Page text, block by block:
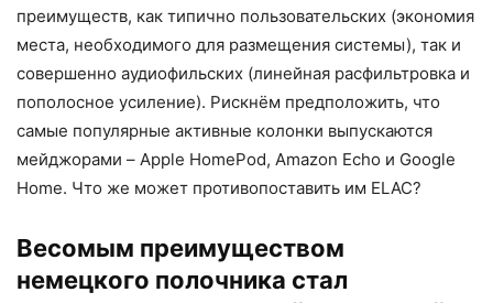
преимуществ, как типично пользовательских (экономия
места, необходимого для размещения системы), так и
совершенно аудиофильских (линейная расфильтровка и
пополосное усиление). Рискнём предположить, что
самые популярные активные колонки выпускаются
мейджорами – Apple HomePod, Amazon Echo и Google
Home. Что же может противопоставить им ELAC?
Весомым преимуществом
немецкого полочника стал